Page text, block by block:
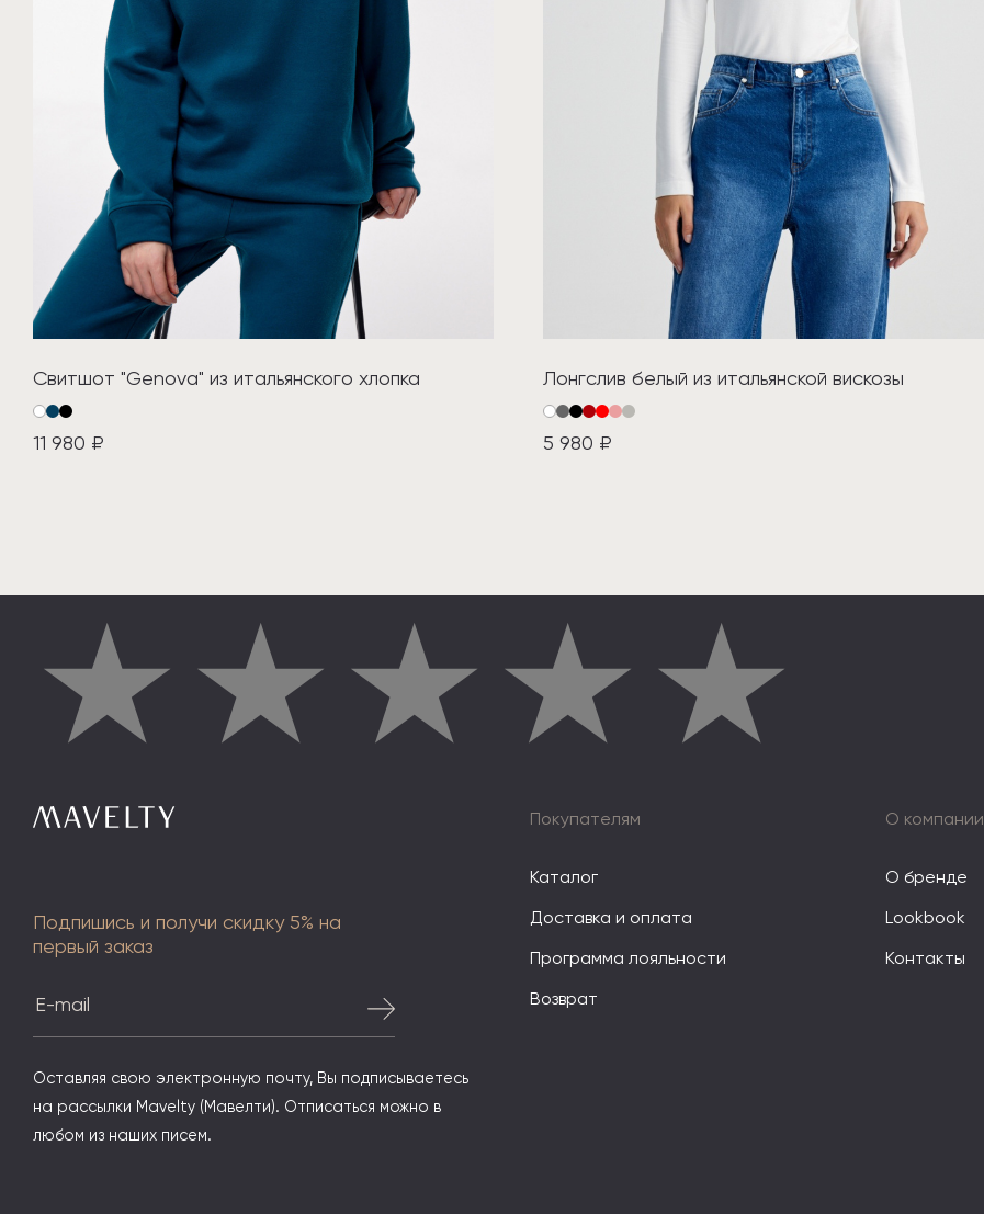
Свитшот "Genova" из итальянского хлопка
11 980 ₽
Лонгслив белый из итальянской вискозы
5 980 ₽
★★★★★
Подпишись и получи скидку 5% на
первый заказ
Оставляя свою электронную почту, Вы подписываетесь
на рассылки Mavelty (Мавелти). Отписаться можно в
любом из наших писем.
Покупателям
Каталог
Доставка и оплата
Программа лояльности
Возврат
О компании
О бренде
Lookbook
Контакты